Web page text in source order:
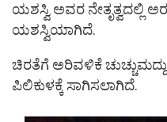
ಯಶಸ್ವಿ ಅವರ ನೇತೃತ್ವದಲ್ಲಿ
ಯಶಸ್ವಿಯಾಗಿದೆ.
ಚಿರತೆಗೆ ಅರಿವಳಿಕೆ
ಪಿಲಿಕುಳಕ್ಕೆ ಸಾಗಿಸಲಾಗಿದೆ.